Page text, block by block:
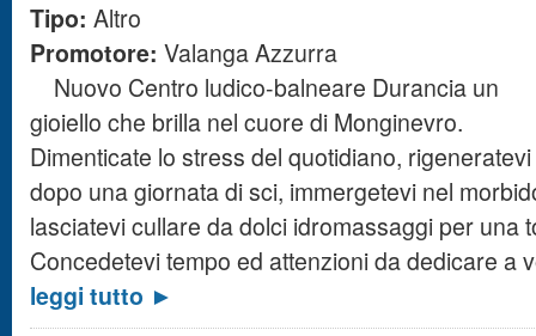
Tipo: Altro
Promotore: Valanga Azzurra
Nuovo Centro ludico-balneare Durancia un
gioiello che brilla nel cuore di Monginevro.
Dimenticate lo stress del quotidiano, rigeneratevi
dopo una giornata di sci, immergetevi nel
lasciatevi cullare da dolci idromassaggi per una
Concedetevi tempo ed attenzioni da dedicare a
leggi tutto ►